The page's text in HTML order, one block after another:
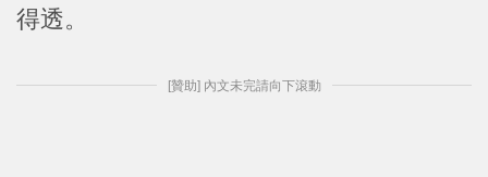
得透。
[贊助] 內文未完請向下滾動